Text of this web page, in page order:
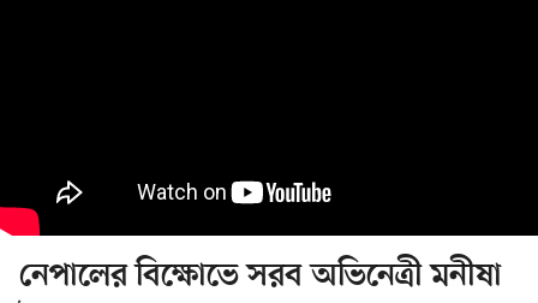
নেপালের বিক্ষোভে সরব অভিনেত্রী মনীষা